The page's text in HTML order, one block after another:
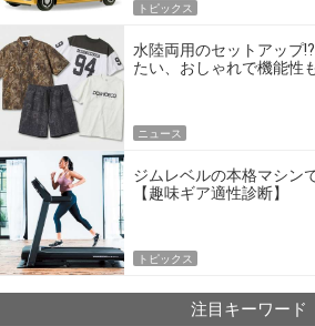
トピックス
水陸両用のセットアップ
たい、おしゃれで機能性
ニュース
ジムレベルの本格マシン
【趣味ギア適性診断】
トピックス
注目キーワード